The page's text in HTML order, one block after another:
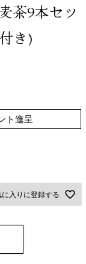
茶9本セッ
き)
ト進呈
に入りに登録する